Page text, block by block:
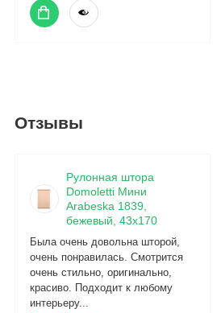
Отзывы
Рулонная штора
Domoletti Мини
Arabeska 1839,
бежевый, 43x170
Была очень довольна шторой,
очень понравилась. Смотрится
очень стильно, оригинально,
красиво. Подходит к любому
интерьеру...